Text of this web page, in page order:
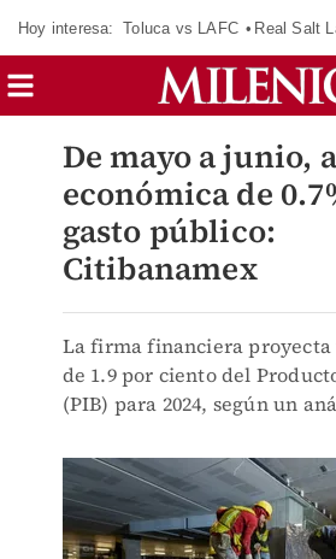
Hoy interesa: Toluca vs LAFC Real Salt
De mayo a junio,
económica de
gasto público:
Citibanamex
La firma financiera
de 1.9 por ciento del
(PIB) para 2024, según un